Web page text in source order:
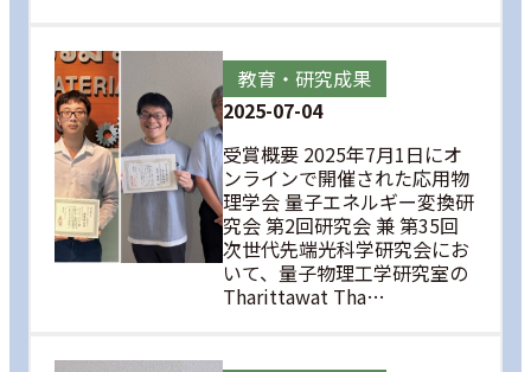
教育・研究成果
2025-07-04
受賞概要 2025年7月1日にオ
ンラインで開催された応用物
理学会 量子エネルギー変換研
究会 第2回研究会 兼 第35回
次世代先端光科学研究会にお
いて、量子物理工学研究室の
Tharittawat Tha…